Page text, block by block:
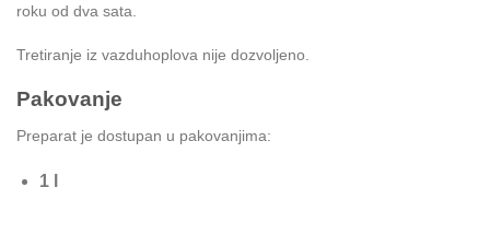
roku od dva sata.
Tretiranje iz vazduhoplova nije dozvoljeno.
Pakovanje
Preparat je dostupan u pakovanjima:
1 l